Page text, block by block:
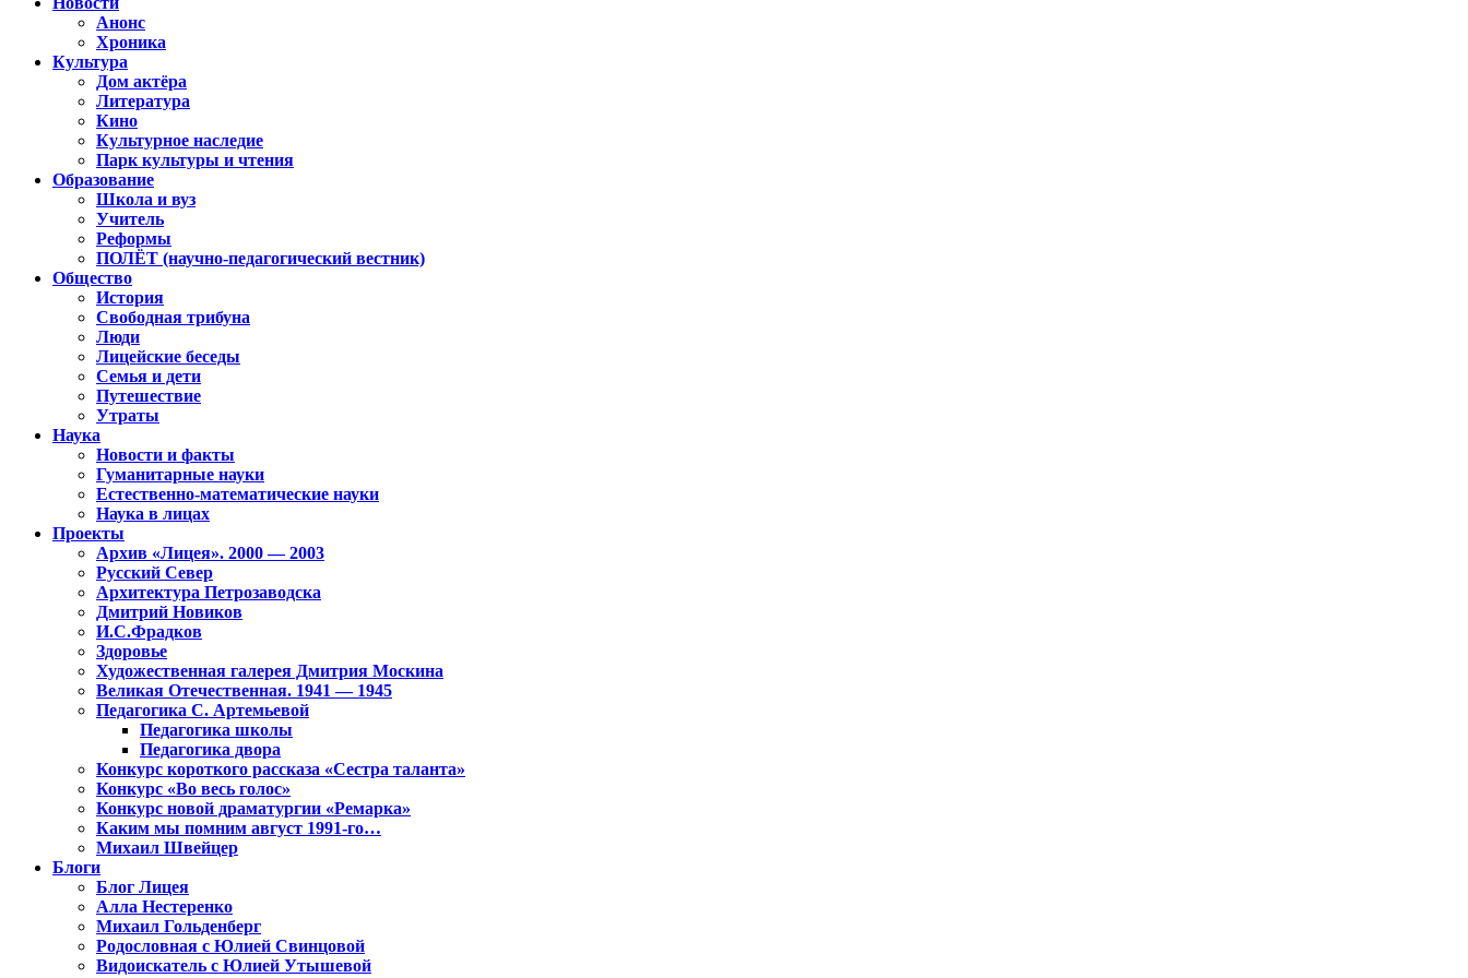
Анонс
Хроника
Культура
Дом актёра
Литература
Кино
Культурное наследие
Парк культуры и чтения
Образование
Школа и вуз
Учитель
Реформы
ПОЛЁТ (научно-педагогический вестник)
Общество
История
Свободная трибуна
Люди
Лицейские беседы
Семья и дети
Путешествие
Утраты
Наука
Новости и факты
Гуманитарные науки
Естественно-математические науки
Наука в лицах
Проекты
Архив «Лицея». 2000 — 2003
Русский Север
Архитектура Петрозаводска
Дмитрий Новиков
И.С.Фрадков
Здоровье
Художественная галерея Дмитрия Москина
Великая Отечественная. 1941 — 1945
Педагогика С. Артемьевой
Педагогика школы
Педагогика двора
Конкурс короткого рассказа «Сестра таланта»
Конкурс «Во весь голос»
Конкурс новой драматургии «Ремарка»
Каким мы помним август 1991-го…
Михаил Швейцер
Блоги
Блог Лицея
Алла Нестеренко
Михаил Гольденберг
Родословная с Юлией Свинцовой
Видоискатель с Юлией Утышевой